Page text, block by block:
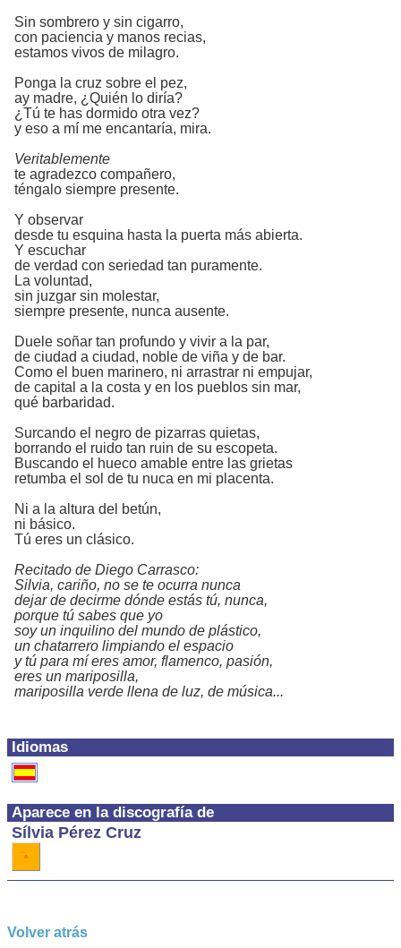
Idiomas
Aparece en la discografía de
Sílvia Pérez Cruz
Sin sombrero y sin cigarro,
con paciencia y manos recias,
estamos vivos de milagro.
Ponga la cruz sobre el pez,
ay madre, ¿Quién lo diría?
¿Tú te has dormido otra vez?
y eso a mí me encantaría, mira.
Veritablemente
te agradezco compañero,
téngalo siempre presente.
Y observar
desde tu esquina hasta la puerta más abierta.
Y escuchar
de verdad con seriedad tan puramente.
La voluntad,
sin juzgar sin molestar,
siempre presente, nunca ausente.
Duele soñar tan profundo y vivir a la par,
de ciudad a ciudad, noble de viña y de bar.
Como el buen marinero, ni arrastrar ni empujar,
de capital a la costa y en los pueblos sin mar,
qué barbaridad.
Surcando el negro de pizarras quietas,
borrando el ruido tan ruin de su escopeta.
Buscando el hueco amable entre las grietas
retumba el sol de tu nuca en mi placenta.
Ni a la altura del betún,
ni básico.
Tú eres un clásico.
Recitado de Diego Carrasco:
Silvia, cariño, no se te ocurra nunca
dejar de decirme dónde estás tú, nunca,
porque tú sabes que yo
soy un inquilino del mundo de plástico,
un chatarrero limpiando el espacio
y tú para mí eres amor, flamenco, pasión,
eres un mariposilla,
mariposilla verde llena de luz, de música...
Volver atrás